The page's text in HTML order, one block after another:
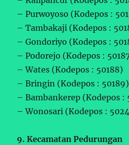
– Purwoyoso (Kodepos :
– Tambakaji (Kodepos :
– Gondoriyo (Kodepos :
– Podorejo (Kodepos :
– Wates (Kodepos : 50188)
– Bringin (Kodepos : 50189)
– Bambankerep (Kodepos :
– Wonosari (Kodepos :
9. Kecamatan Pedurungan